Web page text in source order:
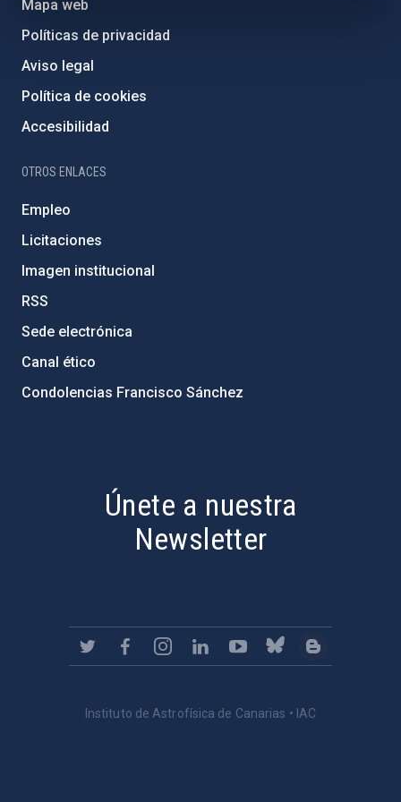
Mapa web
Políticas de privacidad
Aviso legal
Política de cookies
Accesibilidad
OTROS ENLACES
Empleo
Licitaciones
Imagen institucional
RSS
Sede electrónica
Canal ético
Condolencias Francisco Sánchez
Únete a nuestra
Newsletter
Instituto de Astrofísica de Canarias • IAC